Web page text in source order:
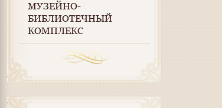
МУЗЕЙНО-
БИБЛИОТЕЧНЫЙ
КОМПЛЕКС